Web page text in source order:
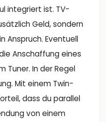
integriert ist. TV-
Geld, sondern
Anspruch. Eventuell
Anschaffung eines
Tuner. In der Regel
Mit einem Twin-
dass du parallel
von einem